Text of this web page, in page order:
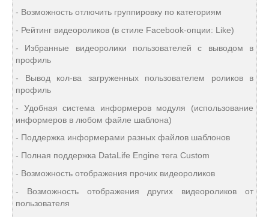
- Возможность отлючить группировку по категориям
- Рейтинг видеороликов (в стиле Facebook-опции: Like)
- Избранные видеоролики пользователей с выводом в
профиль
- Вывод кол-ва загруженных пользователем роликов в
профиль
- Удобная система информеров модуля (использование
информеров в любом файле шаблона)
- Поддержка информерами разных файлов шаблонов
- Полная поддержка DataLife Engine тега Custom
- Возможность отображения прочих видеороликов
- Возможность отображения других видеороликов от
пользователя